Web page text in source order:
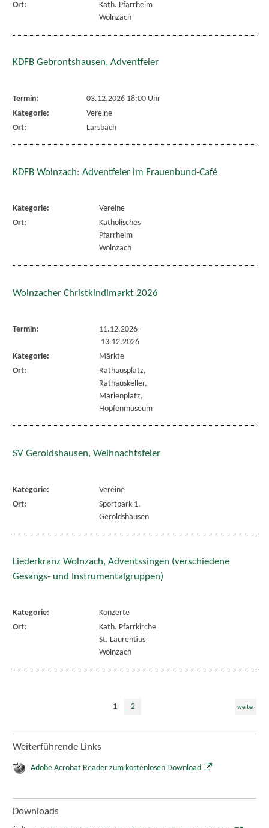
Ort:
Kath. Pfarrheim
Wolnzach
KDFB Gebrontshausen, Adventfeier
Termin:
03.12.2026 18:00 Uhr
Kategorie:
Vereine
Ort:
Larsbach
KDFB Wolnzach: Adventfeier im Frauenbund-Café
Kategorie:
Vereine
Ort:
Katholisches
Pfarrheim
Wolnzach
Wolnzacher Christkindlmarkt 2026
Termin: 11.12.2026–
13.12.2026
Kategorie:
Märkte
Ort:
Rathausplatz,
Rathauskeller,
Marienplatz,
Hopfenmuseum
SV Geroldshausen, Weihnachtsfeier
Kategorie:
Vereine
Ort:
Sportpark 1,
Geroldshausen
Liederkranz Wolnzach, Adventssingen (verschiedene
Gesangs- und Instrumentalgruppen)
Kategorie:
Konzerte
Ort:
Kath. Pfarrkirche
St. Laurentius
Wolnzach
1 2 weiter
Weiterführende Links
Adobe Acrobat Reader zum kostenlosen Download
Downloads